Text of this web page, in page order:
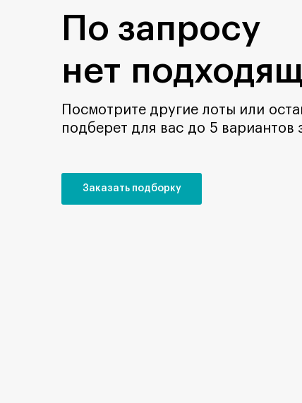
По запросу
нет
Посмотрите другие лоты или
подберет для вас до 5 вариантов
Заказать подборку